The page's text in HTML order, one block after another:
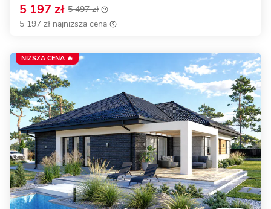
5 197 zł 5 497 zł
5 197 zł najniższa cena
NIŻSZA CENA 🔥